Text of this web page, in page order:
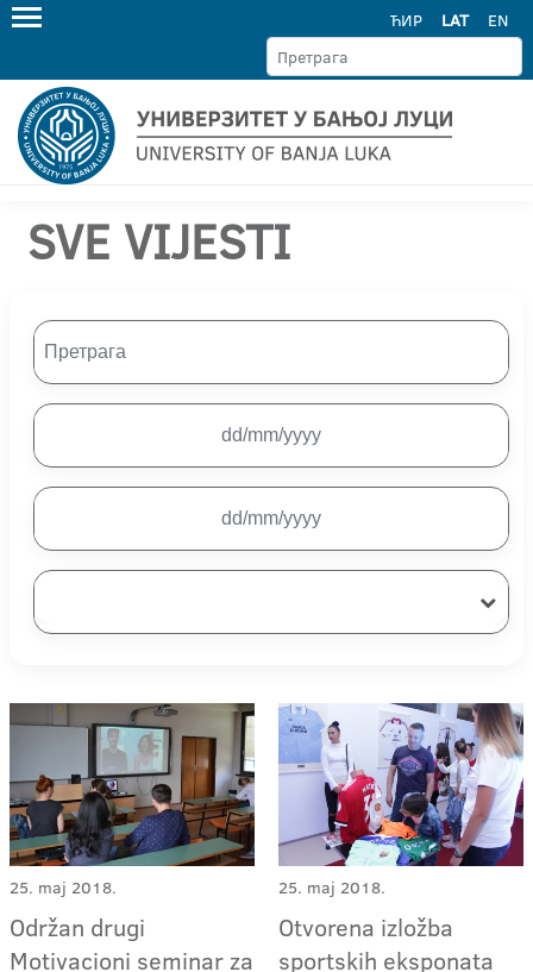
ЋИР LAT EN
SVE VIJESTI
25. maj 2018.
Održan drugi
Motivacioni seminar za
25. maj 2018.
Otvorena izložba
sportskih eksponata